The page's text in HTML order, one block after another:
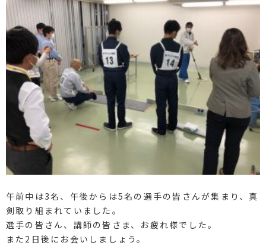
午前中は3名、午後からは5名の選手の皆さんが集まり、真
剣取り組まれていました。
選手の皆さん、講師の皆さま、お疲れ様でした。
また2日後にお会いしましょう。